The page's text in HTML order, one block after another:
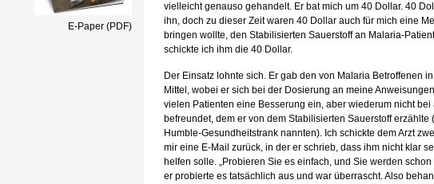
E-Paper (PDF)
vielleicht genauso gehandelt. Er bat mich um 40 Dollar. 40
ihn, doch zu dieser Zeit waren 40 Dollar auch für mich eine
bringen wollte, den Stabilisierten Sauerstoff an Malaria-
schickte ich ihm die 40 Dollar.
Der Einsatz lohnte sich. Er gab den von Malaria Betroffenen
Mittel, wobei er sich bei der Dosierung an meine
vielen Patienten eine Besserung ein, aber wiederum nicht bei
befreundet, dem er von dem Stabilisierten Sauerstoff erzählte
Humble-Gesundheitstrank nannten). Ich schickte dem Arzt
mir eine E-Mail zurück, in der er schrieb, dass ihm nicht klar
helfen solle. „Probieren Sie es einfach, und Sie werden
er probierte es tatsächlich aus und war überrascht. Also